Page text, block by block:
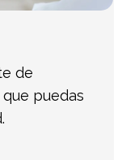
de
puedas